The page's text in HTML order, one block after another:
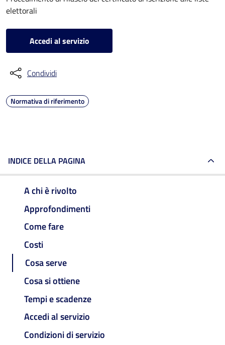
elettorali
Accedi al servizio
Condividi
Normativa di riferimento
INDICE DELLA PAGINA
A chi è rivolto
Approfondimenti
Come fare
Costi
Cosa serve
Cosa si ottiene
Tempi e scadenze
Accedi al servizio
Condizioni di servizio